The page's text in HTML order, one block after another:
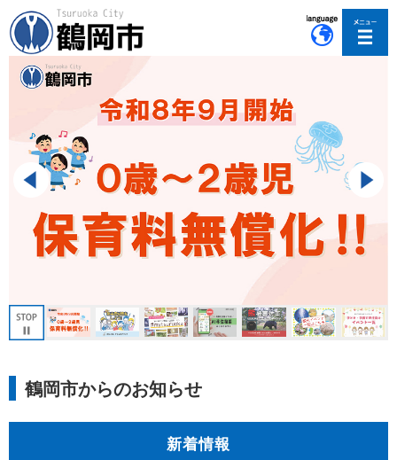
鶴岡市からのお知らせ
新着情報